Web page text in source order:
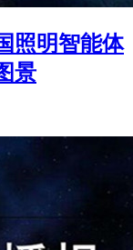
照明智能体
景